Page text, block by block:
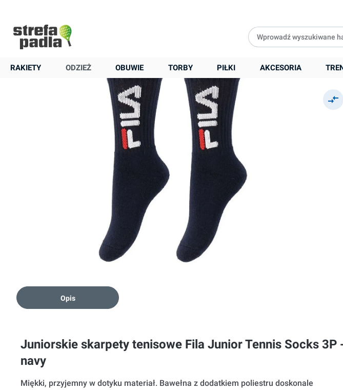
RAKIETY ODZIEŻ OBUWIE TORBY PIŁKI AKCESORIA
Skarpety
Fila Junior Tennis Socks 3P - navy
Opis
Juniorskie skarpety tenisowe Fila Junior Tennis Socks 3P
navy
Miękki, przyjemny w dotyku materiał. Bawełna z dodatkiem poliestru doskonale